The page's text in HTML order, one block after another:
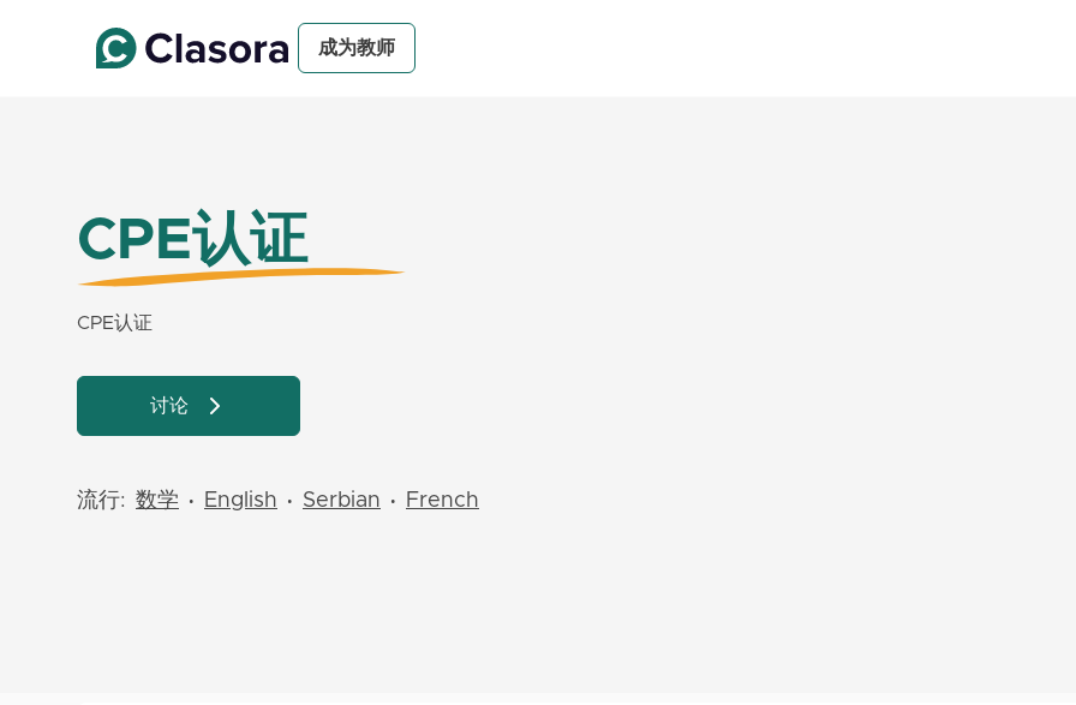
成为教师
CPE认证
CPE认证
讨论
流行: 数学 • English • Serbian • French